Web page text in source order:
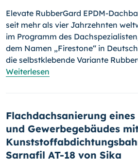
Elevate RubberGard EPDM-
seit mehr als vier Jahrzehnten
im Programm des
dem Namen „Firestone“ in
die selbstklebende Variante
Weiterlesen
Flachdachsanierung
und Gewerbegebäudes
Sarnafil AT-18 von Sika